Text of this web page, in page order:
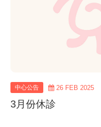
中心公告 26 FEB 2025
3月份休診